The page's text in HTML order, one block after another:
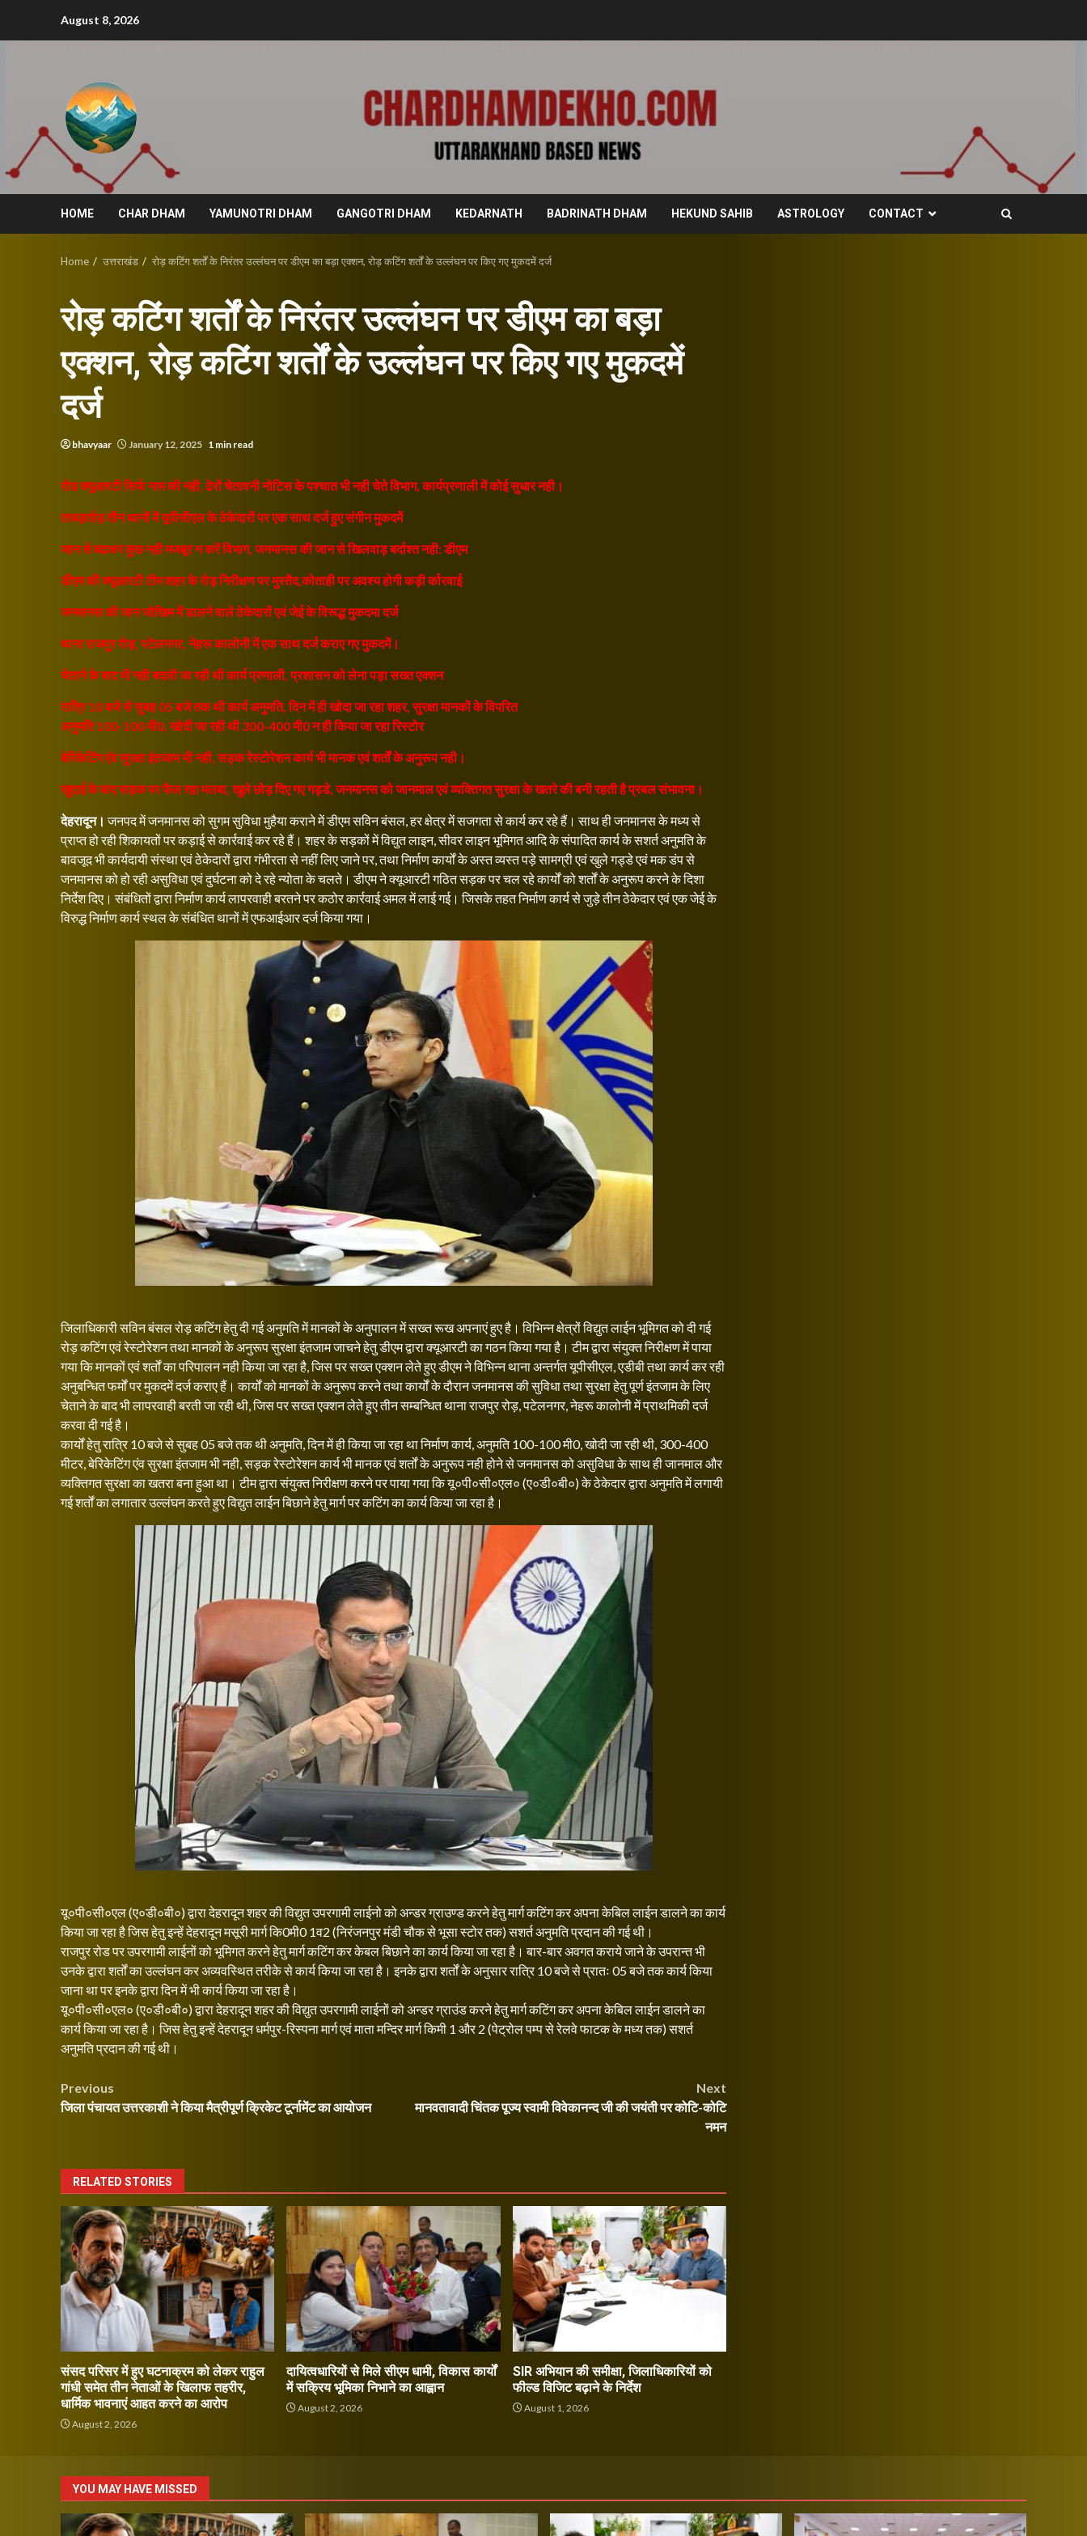
August 8, 2026
HOME CHAR DHAM YAMUNOTRI DHAM GANGOTRI DHAM KEDARNATH BADRINATH DHAM HEKUND SAHIB ASTROLOGY CONTACT
Home उत्तराखंड रोड़ कटिंग शर्तों के निरंतर उल्लंघन पर डीएम का बड़ा एक्शन, रोड़ कटिंग शर्तों के उल्लंघन पर किए गए मुकदमें दर्ज
रोड़ कटिंग शर्तों के निरंतर उल्लंघन पर डीएम का बड़ा
एक्शन, रोड़ कटिंग शर्तों के उल्लंघन पर किए गए मुकदमें
दर्ज
bhavyaar January 12, 2025 1 min read
रोड क्यूआरटी सिर्फ नाम की नही, ढेरों चेतावनी नोटिस के पश्चात भी नही चेते विभाग, कार्यप्रणाली में कोई सुधार नही।
ताबड़तोड़ तीन थानों में यूपीसीएल के ठेकेदारों पर एक साथ दर्ज हुए संगीन मुकदमें
जान से बढकर कुछ नही मजबूर न करें विभाग, जनमानस की जान से खिलवाड़ बर्दाश्त नही: डीएम
डीएम की क्यूआरटी टीम शहर के रोड़ निरीक्षण पर मुस्तैद,कोताही पर अवश्य होगी कड़ी र्कारवाई
जनमानस की जान जोखिम में डालने वाले ठेकेदारों एवं जेई के विरूद्ध मुकदमा दर्ज
थाना राजपुर रोड़, पटेलनगर, नेहरू कालोनी में एक साथ दर्ज कराए गए मुकदमें।
चेताने के बाद भी नही बदली जा रही थी कार्य प्रणाली, प्रशासन को लेना पड़ा सख्त एक्शन
रात्रि 10 बजे से सुबह 05 बजे तक थी कार्य अनुमति, दिन में ही खोदा जा रहा शहर, सुरक्षा मानकों के विपरित
अनुमति 100-100 मी0, खोदी जा रही थी 300-400 मी0 न ही किया जा रहा रिस्टोर
बेरिकेटिंग एंव सुरक्षा इंतजाम भी नही, सड़क रेस्टोरेशन कार्य भी मानक एवं शर्तों के अनुरूप नही।
खुदाई के बाद सड़क पर फैल रहा मलबा, खुले छोड़ दिए गए गड्डे, जनमानस को जानमाल एवं व्यक्तिगत सुरक्षा के खतरे की बनी रहती है प्रबल संभावना।
देहरादून। जनपद में जनमानस को सुगम सुविधा मुहैया कराने में डीएम सविन बंसल, हर क्षेत्र में सजगता से कार्य कर रहे हैं। साथ ही जनमानस के मध्य से
प्राप्त हो रही शिकायतों पर कड़ाई से कार्रवाई कर रहे हैं। शहर के सड़कों में विद्युत लाइन, सीवर लाइन भूमिगत आदि के संपादित कार्य के सशर्त अनुमति के
बावजूद भी कार्यदायी संस्था एवं ठेकेदारों द्वारा गंभीरता से नहीं लिए जाने पर, तथा निर्माण कार्यों के अस्त व्यस्त पड़े सामग्री एवं खुले गड्डे एवं मक डंप से
जनमानस को हो रही असुविधा एवं दुर्घटना को दे रहे न्योता के चलते। डीएम ने क्यूआरटी गठित सड़क पर चल रहे कार्यों को शर्तों के अनुरूप करने के दिशा
निर्देश दिए। संबंधितों द्वारा निर्माण कार्य लापरवाही बरतने पर कठोर कार्रवाई अमल में लाई गई। जिसके तहत निर्माण कार्य से जुड़े तीन ठेकेदार एवं एक जेई के
विरुद्ध निर्माण कार्य स्थल के संबंधित थानों में एफआईआर दर्ज किया गया।
जिलाधिकारी सविन बंसल रोड़ कटिंग हेतु दी गई अनुमति में मानकों के अनुपालन में सख्त रूख अपनाएं हुए है। विभिन्न क्षेत्रों विद्युत लाईन भूमिगत को दी गई
रोड़ कटिंग एवं रेस्टोरेशन तथा मानकों के अनुरूप सुरक्षा इंतजाम जाचने हेतु डीएम द्वारा क्यूआरटी का गठन किया गया है। टीम द्वारा संयुक्त निरीक्षण में पाया
गया कि मानकों एवं शर्तों का परिपालन नही किया जा रहा है, जिस पर सख्त एक्शन लेते हुए डीएम ने विभिन्न थाना अन्तर्गत यूपीसीएल, एडीबी तथा कार्य कर रही
अनुबन्धित फर्मों पर मुकदमें दर्ज कराए हैं। कार्यों को मानकों के अनुरूप करने तथा कार्यों के दौरान जनमानस की सुविधा तथा सुरक्षा हेतु पूर्ण इंतजाम के लिए
चेताने के बाद भी लापरवाही बरती जा रही थी, जिस पर सख्त एक्शन लेते हुए तीन सम्बन्धित थाना राजपुर रोड़, पटेलनगर, नेहरू कालोनी में प्राथमिकी दर्ज
करवा दी गई है।
कार्यों हेतु रात्रि 10 बजे से सुबह 05 बजे तक थी अनुमति, दिन में ही किया जा रहा था निर्माण कार्य, अनुमति 100-100 मी0, खोदी जा रही थी, 300-400
मीटर, बेरिकेटिंग एंव सुरक्षा इंतजाम भी नही, सड़क रेस्टोरेशन कार्य भी मानक एवं शर्तों के अनुरूप नही होने से जनमानस को असुविधा के साथ ही जानमाल और
व्यक्तिगत सुरक्षा का खतरा बना हुआ था। टीम द्वारा संयुक्त निरीक्षण करने पर पाया गया कि यू०पी०सी०एल० (ए०डी०बी०) के ठेकेदार द्वारा अनुमति में लगायी
गई शर्तों का लगातार उल्लंघन करते हुए विद्युत लाईन बिछाने हेतु मार्ग पर कटिंग का कार्य किया जा रहा है।
यू०पी०सी०एल (ए०डी०बी०) द्वारा देहरादून शहर की विद्युत उपरगामी लाईनो को अन्डर ग्राउण्ड करने हेतु मार्ग कटिंग कर अपना केबिल लाईन डालने का कार्य
किया जा रहा है जिस हेतु इन्हें देहरादून मसूरी मार्ग कि0मी0 1व2 (निरंजनपुर मंडी चौक से भूसा स्टोर तक) सशर्त अनुमति प्रदान की गई थी।
राजपुर रोड पर उपरगामी लाईनों को भूमिगत करने हेतु मार्ग कटिंग कर केबल बिछाने का कार्य किया जा रहा है। बार-बार अवगत कराये जाने के उपरान्त भी
उनके द्वारा शर्तों का उल्लंघन कर अव्यवस्थित तरीके से कार्य किया जा रहा है। इनके द्वारा शर्तों के अनुसार रात्रि 10 बजे से प्रातः 05 बजे तक कार्य किया
जाना था पर इनके द्वारा दिन में भी कार्य किया जा रहा है।
यू०पी०सी०एल० (ए०डी०बी०) द्वारा देहरादून शहर की विद्युत उपरगामी लाईनों को अन्डर ग्राउंड करने हेतु मार्ग कटिंग कर अपना केबिल लाईन डालने का
कार्य किया जा रहा है। जिस हेतु इन्हें देहरादून धर्मपुर-रिस्पना मार्ग एवं माता मन्दिर मार्ग किमी 1 और 2 (पेट्रोल पम्प से रेलवे फाटक के मध्य तक) सशर्त
अनुमति प्रदान की गई थी।
Post
Previous
जिला पंचायत उत्तरकाशी ने किया मैत्रीपूर्ण क्रिकेट टूर्नामेंट का आयोजन
Next
मानवतावादी चिंतक पूज्य स्वामी विवेकानन्द जी की जयंती पर कोटि-कोटि
नमन
RELATED STORIES
संसद परिसर में हुए घटनाक्रम को लेकर राहुल
गांधी समेत तीन नेताओं के खिलाफ तहरीर,
धार्मिक भावनाएं आहत करने का आरोप
August 2, 2026
दायित्वधारियों से मिले सीएम धामी, विकास कार्यों
में सक्रिय भूमिका निभाने का आह्वान
August 2, 2026
SIR अभियान की समीक्षा, जिलाधिकारियों को
फील्ड विजिट बढ़ाने के निर्देश
August 1, 2026
YOU MAY HAVE MISSED